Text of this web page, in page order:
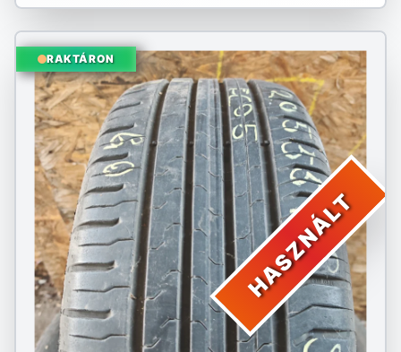
HASZNÁLT
RAKTÁRON